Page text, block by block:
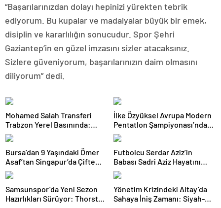
“Başarılarınızdan dolayı hepinizi yürekten tebrik
ediyorum. Bu kupalar ve madalyalar büyük bir emek,
disiplin ve kararlılığın sonucudur. Spor Şehri
Gaziantep’in en güzel imzasını sizler atacaksınız.
Sizlere güveniyorum, başarılarınızın daim olmasını
diliyorum” dedi.
Mohamed Salah Transferi
Trabzon Yerel Basınında:
‘Mısır Kralı Trabzon’da’
İlke Özyüksel Avrupa Modern
Pentatlon Şampiyonası’nda
Finale Yükseldi
Bursa’dan 9 Yaşındaki Ömer
Asaf’tan Singapur’da Çifte
Bronz Madalya
Futbolcu Serdar Aziz’in
Babası Sadri Aziz Hayatını
Kaybetti
Samsunspor’da Yeni Sezon
Hazırlıkları Sürüyor: Thorsten
Yönetim Krizindeki Altay’da
Sahaya İniş Zamanı: Siyah-